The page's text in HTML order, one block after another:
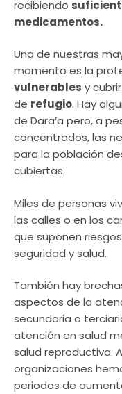
recibiendo
medicamentos.
Una de nuestras
momento es la
vulnerables y
de refugio. Hay
de Dara’a pero, a
concentrados, las
para la población
cubiertas.
Miles de personas
las calles o en los
que suponen
seguridad y salud.
También hay
aspectos de la
secundaria o
atención en salud
salud reproductiva.
organizaciones
periodos de